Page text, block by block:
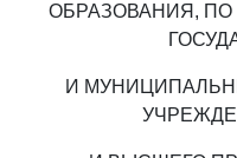
ОБРАЗОВАНИЯ,
И